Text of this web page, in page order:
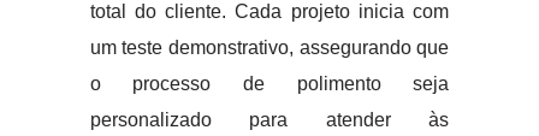
total do cliente. Cada projeto inicia com
um teste demonstrativo, assegurando que
o processo de polimento seja
personalizado para atender às